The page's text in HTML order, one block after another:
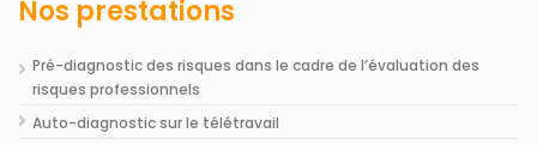
Nos prestations
Pré-diagnostic des risques dans le cadre de l’évaluation des
risques professionnels
Auto-diagnostic sur le télétravail